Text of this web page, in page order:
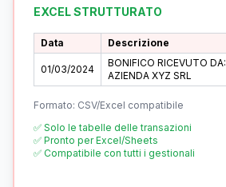
EXCEL STRUTTURATO
Data Descrizione
01/03/2024
BONIFICO RICEVUTO DA:
AZIENDA XYZ SRL
Formato: CSV/Excel compatibile
✅ Solo le tabelle delle transazioni
✅ Pronto per Excel/Sheets
✅ Compatibile con tutti i gestionali